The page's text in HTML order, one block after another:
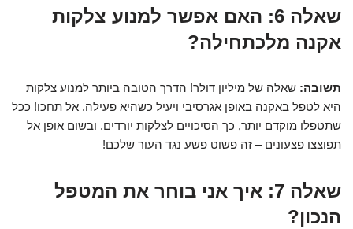
שאלה 6: האם אפשר למנוע צלקות
אקנה מלכתחילה?
תשובה: שאלה של מיליון דולר! הדרך הטובה ביותר למנוע צלקות
היא לטפל באקנה באופן אגרסיבי ויעיל כשהיא פעילה. אל תחכו! ככל
שתטפלו מוקדם יותר, כך הסיכויים לצלקות יורדים. ובשום אופן אל
תפוצצו פצעונים – זה פשוט פשע נגד העור שלכם!
שאלה 7: איך אני בוחר את המטפל
הנכון?